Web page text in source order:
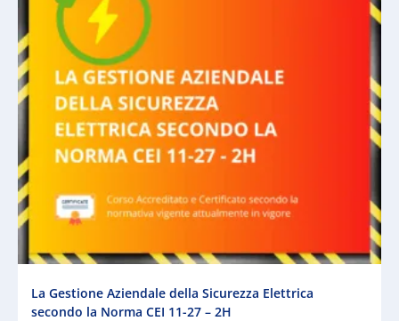
La Gestione Aziendale della Sicurezza Elettrica
secondo la Norma CEI 11-27 – 2H